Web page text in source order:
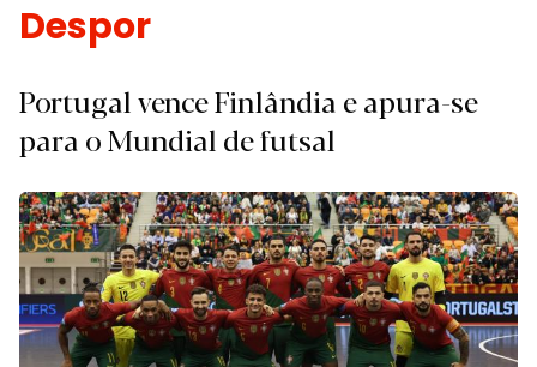
Desporto.
Portugal vence Finlândia e apura-se
para o Mundial de futsal